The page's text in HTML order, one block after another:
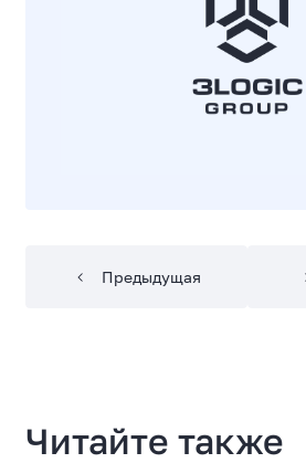
Предыдущая
Читайте также